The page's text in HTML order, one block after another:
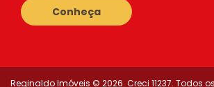
Conheça
Reginaldo Imóveis © 2026. Creci 11237. Todos